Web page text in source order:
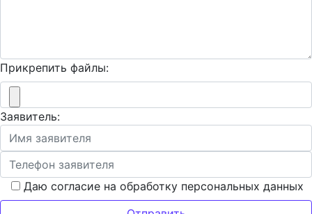
Прикрепить файлы:
Заявитель:
Даю согласие на обработку персональных данных